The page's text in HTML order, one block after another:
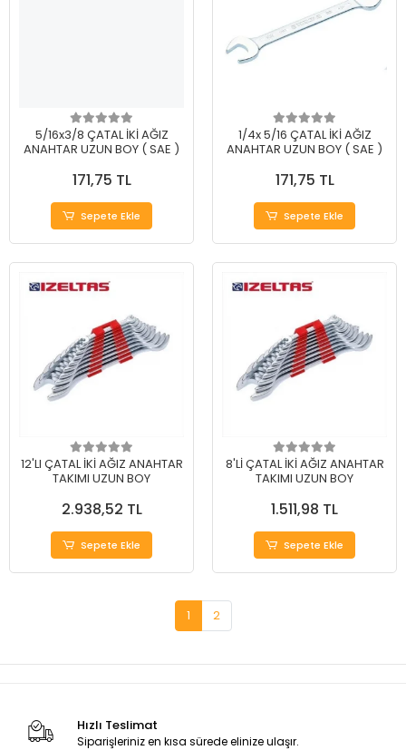
5/16x3/8 ÇATAL İKİ AĞIZ
ANAHTAR UZUN BOY ( SAE )
171,75 TL
Sepete Ekle
1/4x 5/16 ÇATAL İKİ AĞIZ
ANAHTAR UZUN BOY ( SAE )
171,75 TL
Sepete Ekle
12'LI ÇATAL İKİ AĞIZ ANAHTAR
TAKIMI UZUN BOY
2.938,52 TL
Sepete Ekle
8'Lİ ÇATAL İKİ AĞIZ ANAHTAR
TAKIMI UZUN BOY
1.511,98 TL
Sepete Ekle
1 2
Hızlı Teslimat
Siparişleriniz en kısa sürede elinize ulaşır.